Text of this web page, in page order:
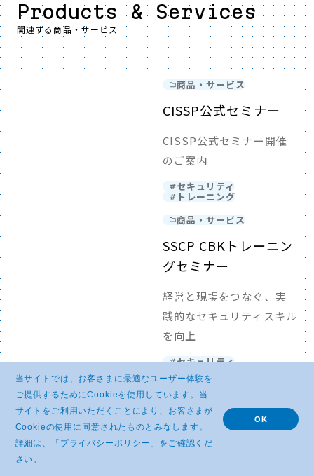
Products & Services
関連する商品・サービス
商品・サービス
CISSP公式セミナー
CISSP公式セミナー開催
のご案内
セキュリティ
トレーニング
商品・サービス
SSCP CBKトレーニン
グセミナー
経営と現場をつなぐ、実
践的なセキュリティスキル
を向上
セキュリティ
トレーニング
商品・サービス
CCSP 公式問題集
850問の問題を収録した唯
当サイトでは、お客さまに最適なユーザー体験を
ご提供するためにCookieを使用しています。当
サイトをご利用いただくことにより、お客さまが
Cookieの使用に同意されたものとみなします。
詳細は、「 プライバシーポリシー 」をご確認くだ
さい。
OK